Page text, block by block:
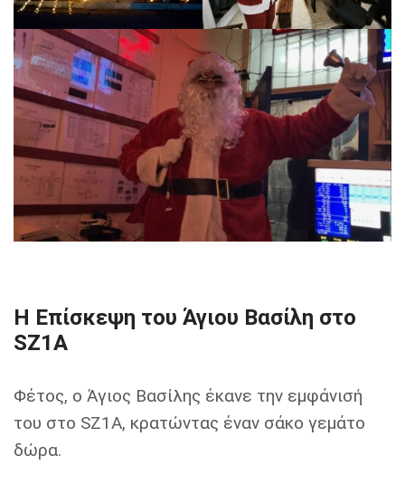
Η Επίσκεψη του Άγιου Βασίλη στο
SZ1A
Φέτος, ο Άγιος Βασίλης έκανε την εμφάνισή
του στο SZ1A, κρατώντας έναν σάκο γεμάτο
δώρα.